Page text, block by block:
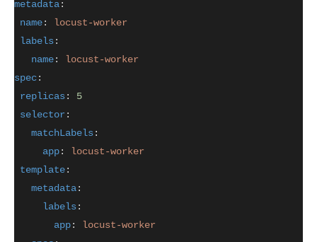
metadata:
name: locust-worker
labels:
name: locust-worker
spec:
replicas: 5
selector :
matchLabels:
app: locust-worker
template:
metadata:
labels:
app: locust-worker